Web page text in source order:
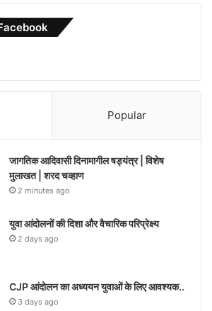
Popular
जागतिक आदिवासी दिनामागील षड्यंत्र | विशेष
मुलाखत | शरद चव्हाण
2 minutes ago
युवा आंदोलनों की दिशा और वैचारिक परिप्रेक्ष्य
2 days ago
CJP आंदोलन का अध्ययन युवाओं के लिए आवश्यक..
3 days ago